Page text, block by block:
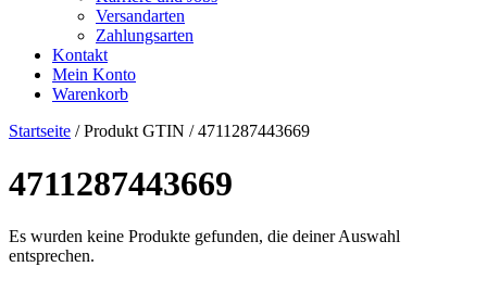
Versandarten
Zahlungsarten
Kontakt
Mein Konto
Warenkorb
Startseite / Produkt GTIN / 4711287443669
4711287443669
Es wurden keine Produkte gefunden, die deiner Auswahl
entsprechen.